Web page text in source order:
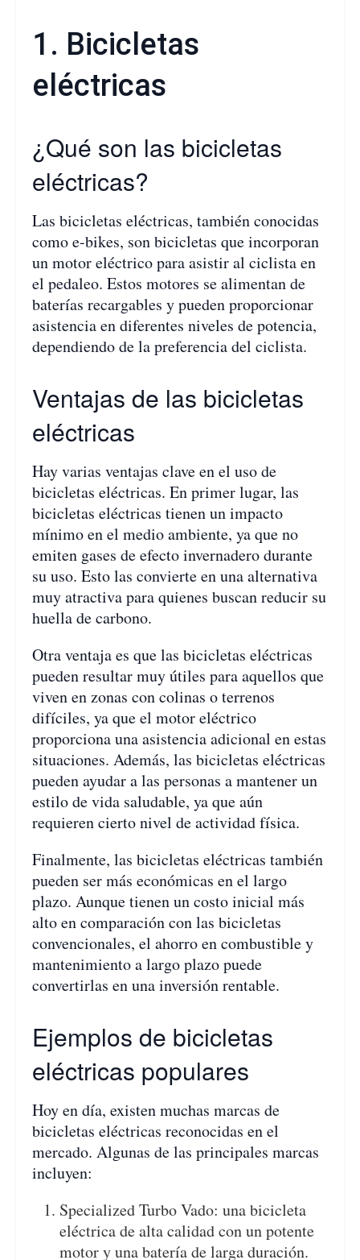
1. Bicicletas
eléctricas
¿Qué son las bicicletas
eléctricas?
Las bicicletas eléctricas, también conocidas
como e-bikes, son bicicletas que incorporan
un motor eléctrico para asistir al ciclista en
el pedaleo. Estos motores se alimentan de
baterías recargables y pueden proporcionar
asistencia en diferentes niveles de potencia,
dependiendo de la preferencia del ciclista.
Ventajas de las bicicletas
eléctricas
Hay varias ventajas clave en el uso de
bicicletas eléctricas. En primer lugar, las
bicicletas eléctricas tienen un impacto
mínimo en el medio ambiente, ya que no
emiten gases de efecto invernadero durante
su uso. Esto las convierte en una alternativa
muy atractiva para quienes buscan reducir su
huella de carbono.
Otra ventaja es que las bicicletas eléctricas
pueden resultar muy útiles para aquellos que
viven en zonas con colinas o terrenos
difíciles, ya que el motor eléctrico
proporciona una asistencia adicional en estas
situaciones. Además, las bicicletas eléctricas
pueden ayudar a las personas a mantener un
estilo de vida saludable, ya que aún
requieren cierto nivel de actividad física.
Finalmente, las bicicletas eléctricas también
pueden ser más económicas en el largo
plazo. Aunque tienen un costo inicial más
alto en comparación con las bicicletas
convencionales, el ahorro en combustible y
mantenimiento a largo plazo puede
convertirlas en una inversión rentable.
Ejemplos de bicicletas
eléctricas populares
Hoy en día, existen muchas marcas de
bicicletas eléctricas reconocidas en el
mercado. Algunas de las principales marcas
incluyen:
Specialized Turbo Vado: una bicicleta
eléctrica de alta calidad con un potente
motor y una batería de larga duración.